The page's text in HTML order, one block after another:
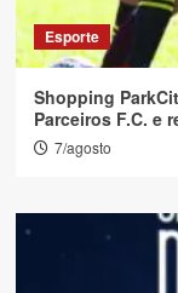
Esporte
Shopping
Parceiros F.C. e
7/agosto